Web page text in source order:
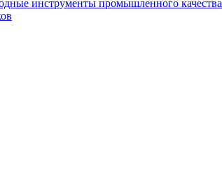
инструменты промышленного качества